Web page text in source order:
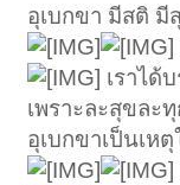
อุเบกขา มีสติ มี
เราได้
เพราะละสุขละ
อุเบกขาเป็นเห